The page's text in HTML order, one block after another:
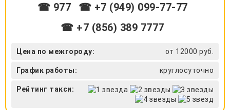
☎ 977
☎ +7 (949) 099-77-77
☎ +7 (856) 389 7777
Цена по межгороду: от 12000 руб.
График работы: круглосуточно
Рейтинг такси: